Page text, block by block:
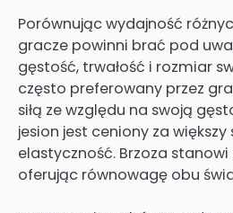
Porównując wydajność
gracze powinni brać pod
gęstość, trwałość i rozmiar
często preferowany przez
siłą ze względu na swoją
jesion jest ceniony za
elastyczność. Brzoza stanowi
oferując równowagę obu